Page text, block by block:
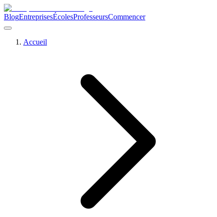
BlogEntreprisesÉcolesProfesseursCommencer
Accueil